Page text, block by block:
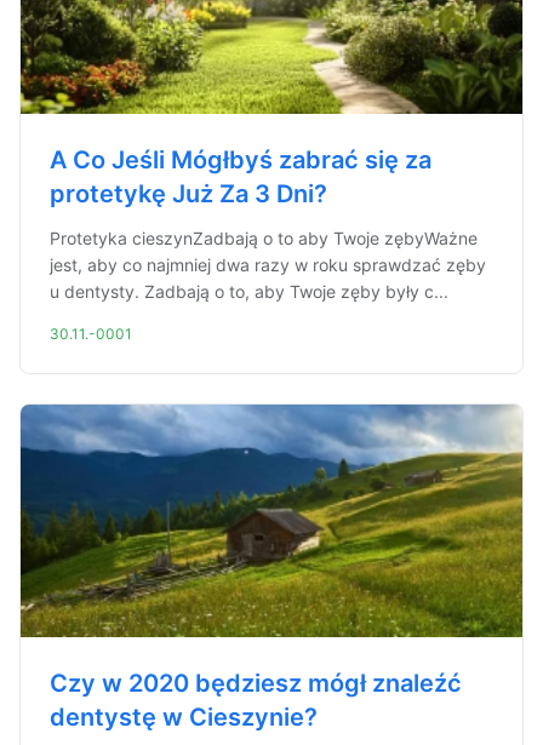
A Co Jeśli Mógłbyś zabrać się za
protetykę Już Za 3 Dni?
Protetyka cieszynZadbają o to aby Twoje zębyWażne
jest, aby co najmniej dwa razy w roku sprawdzać zęby
u dentysty. Zadbają o to, aby Twoje zęby były c...
30.11.-0001
Czy w 2020 będziesz mógł znaleźć
dentystę w Cieszynie?